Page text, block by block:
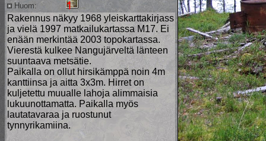
Huom:
Rakennus näkyy 1968 yleiskarttakirjass
ja vielä 1997 matkailukartassa M17. Ei
enään merkintää 2003 topokartassa.
Vierestä kulkee Nangujärveltä länteen
suuntaava metsätie.
Paikalla on ollut hirsikämppä noin 4m
kanttiinsa ja aitta 3x3m. Hirret on
kuljetettu muualle lahoja alimmaisia
lukuunottamatta. Paikalla myös
lautatavaraa ja ruostunut
tynnyrikamiina.